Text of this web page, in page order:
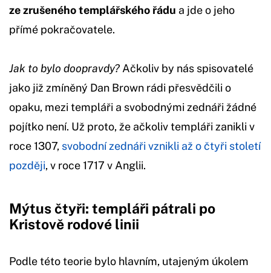
ze zrušeného templářského řádu a jde o jeho
přímé pokračovatele.
Jak to bylo doopravdy? Ačkoliv by nás spisovatelé
jako již zmíněný Dan Brown rádi přesvědčili o
opaku, mezi templáři a svobodnými zednáři žádné
pojítko není. Už proto, že ačkoliv templáři zanikli v
roce 1307, svobodní zednáři vznikli až o čtyři století
později, v roce 1717 v Anglii.
Mýtus čtyři: templáři pátrali po
Kristově rodové linii
Podle této teorie bylo hlavním, utajeným úkolem